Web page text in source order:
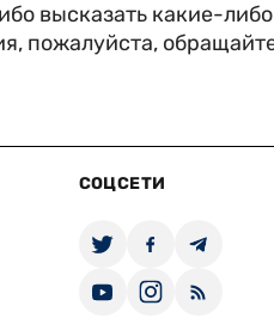
высказать какие-
пожалуйста,
СОЦСЕТИ